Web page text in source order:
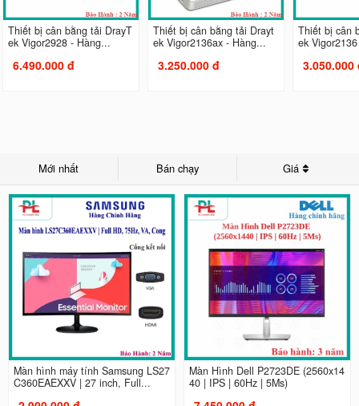
Thiết bị cân bằng tải DrayT
ek Vigor2928 - Hàng...
6.490.000 đ
Thiết bị cân bằng tải Drayt
ek Vigor2136ax - Hàng...
3.250.000 đ
Thiết bị cân
ek
3.050.000
Mới nhất Bán chạy Giá
Màn hình máy tính Samsung LS27
C360EAEXXV | 27 inch, Full...
Màn Hình Dell P2723DE (2560x14
40 | IPS | 60Hz | 5Ms)